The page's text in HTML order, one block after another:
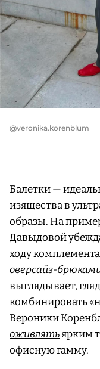
@veronika.korenblum
Балетки —
изящества в
образы. На
Давыдовой
ходу
оверсайз-
выглядывает,
комбинировать
Вероники
оживлятьярким
офисную гамму.